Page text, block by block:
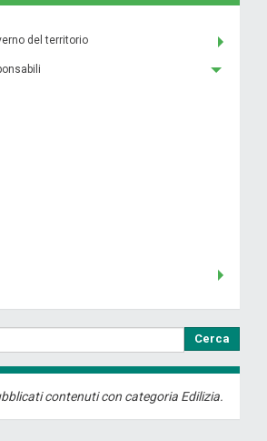
del territorio
Cerca
contenuti con categoria Edilizia.